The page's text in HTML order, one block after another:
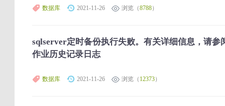
数据库 2021-11-26 浏览（8788）
sqlserver定时备份执行失败。有关详细信息，请参
作业历史记录日志
数据库 2021-11-26 浏览（ 12373）